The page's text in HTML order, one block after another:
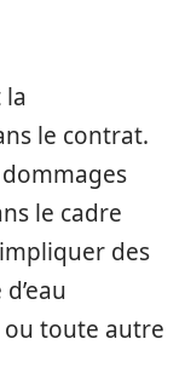
la
le contrat.
le cadre
des
toute autre